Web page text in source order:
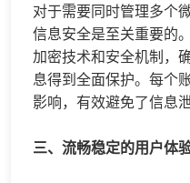
对于需要同时管理多个
信息安全是至关重要的
加密技术和安全机制，
息得到全面保护。每个
影响，有效避免了信息
三、流畅稳定的用户体